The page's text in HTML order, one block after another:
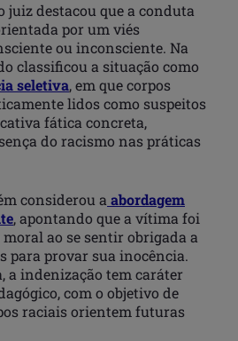
juiz destacou que a conduta
por um viés
ou inconsciente. Na
classificou a situação como
seletiva, em que corpos
lidos como suspeitos
fática concreta,
do racismo nas práticas
considerou aabordagem
, apontando que a vítima foi
ao se sentir obrigada a
para provar sua inocência.
a indenização tem caráter
com o objetivo de
raciais orientem futuras